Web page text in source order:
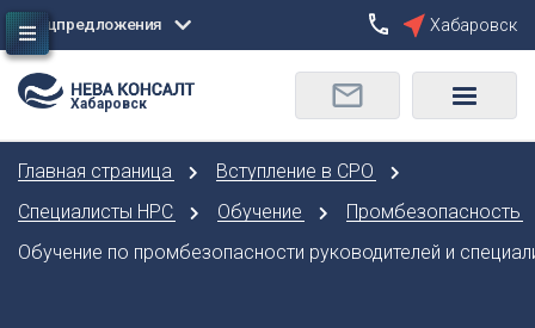
Сбросить
Москва
Санкт-Петербург
Астрахань
О
Орел
Оренбург
П
Спецпредложения Хабаровск
Хабаровск
Главная страница
Вступление в СРО
Специалисты НРС
Обучение
Промбезопасность
Обучение по промбезопасности руководителей и